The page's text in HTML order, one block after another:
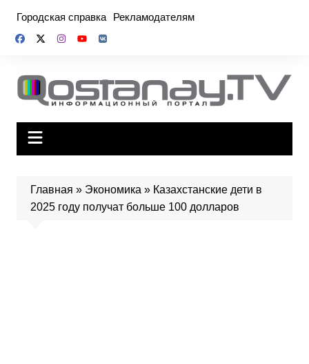
содержимому
Городская справка Рекламодателям
Главная » Экономика » Казахстанские дети в
2025 году получат больше 100 долларов